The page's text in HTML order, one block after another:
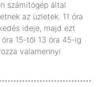
számítógép által
az üzletek. 11 óra
ideje, majd ezt
15-től 13 óra 45-ig
valamennyi